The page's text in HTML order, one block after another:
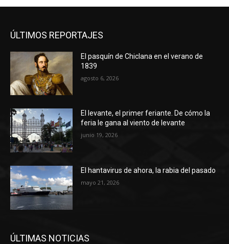
ÚLTIMOS REPORTAJES
El pasquín de Chiclana en el verano de
1839
agosto 6, 2026
El levante, el primer feriante. De cómo la
feria le gana al viento de levante
junio 19, 2026
El hantavirus de ahora, la rabia del pasado
mayo 21, 2026
ÚLTIMAS NOTICIAS